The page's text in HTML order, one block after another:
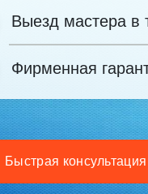
Выезд мастера в
Фирменная
Быстрая консультация